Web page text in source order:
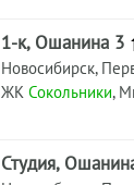
1-к, Ошанина 3
Новосибирск,
ЖК Сокольники,
Студия,